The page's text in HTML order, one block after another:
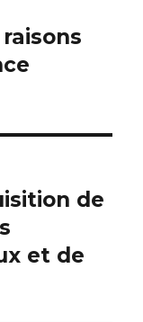
de
et de